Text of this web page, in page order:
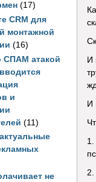
(17)
CRM для
монтажной
(16)
СПАМ атакой
и
(11)
не
И
И
1.
2.